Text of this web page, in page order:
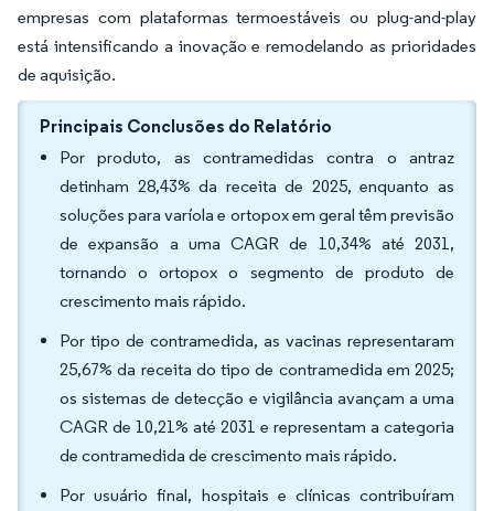
empresas com plataformas termoestáveis ou plug-and-play
está intensificando a inovação e remodelando as prioridades
de aquisição.
Principais Conclusões do Relatório
Por produto, as contramedidas contra o antraz
detinham 28,43% da receita de 2025, enquanto as
soluções para varíola e ortopox em geral têm previsão
de expansão a uma CAGR de 10,34% até 2031,
tornando o ortopox o segmento de produto de
crescimento mais rápido.
Por tipo de contramedida, as vacinas representaram
25,67% da receita do tipo de contramedida em 2025;
os sistemas de detecção e vigilância avançam a uma
CAGR de 10,21% até 2031 e representam a categoria
de contramedida de crescimento mais rápido.
Por usuário final, hospitais e clínicas contribuíram